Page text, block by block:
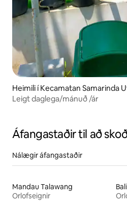
Heimili í Kecamatan Samarinda
Leigt daglega/mánuð /ár
Áfangastaðir til að
Nálægir áfangastaðir
Mandau Talawang
Orlofseignir